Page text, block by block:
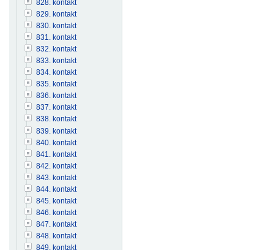
828. kontakt
829. kontakt
830. kontakt
831. kontakt
832. kontakt
833. kontakt
834. kontakt
835. kontakt
836. kontakt
837. kontakt
838. kontakt
839. kontakt
840. kontakt
841. kontakt
842. kontakt
843. kontakt
844. kontakt
845. kontakt
846. kontakt
847. kontakt
848. kontakt
849. kontakt